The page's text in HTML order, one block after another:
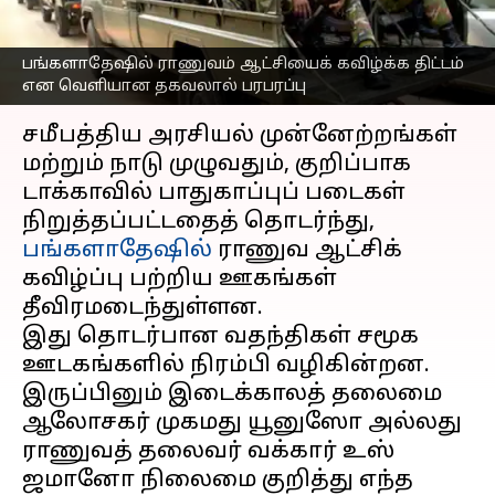
பங்களாதேஷில் ராணுவம் ஆட்சியைக் கவிழ்க்க திட்டம்
என வெளியான தகவலால் பரபரப்பு
எழுதியவர் Sekar Chinnappan Mar 25, 2025 04:49 pm
செய்தி முன்னோட்டம்
சமீபத்திய அரசியல் முன்னேற்றங்கள்
மற்றும் நாடு முழுவதும், குறிப்பாக
டாக்காவில் பாதுகாப்புப் படைகள்
நிறுத்தப்பட்டதைத் தொடர்ந்து,
பங்களாதேஷில் ராணுவ ஆட்சிக்
கவிழ்ப்பு பற்றிய ஊகங்கள்
தீவிரமடைந்துள்ளன.
இது தொடர்பான வதந்திகள் சமூக
ஊடகங்களில் நிரம்பி வழிகின்றன.
இருப்பினும் இடைக்காலத் தலைமை
ஆலோசகர் முகமது யூனுஸோ அல்லது
ராணுவத் தலைவர் வக்கார் உஸ்
ஜமானோ நிலைமை குறித்து எந்த